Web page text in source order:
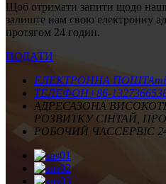
Щоб отримати запити щодо
залиште нам свою електронну
протягом 24 годин.
ПОДАТИ
ЕЛЕКТРОННА ПОШТА
ТЕЛЕФОН+86-
АДРЕСАЗОНА
РОЗВИТКУ СІНТАЙ,
РОБОЧИЙ ЧАССЕРВІС